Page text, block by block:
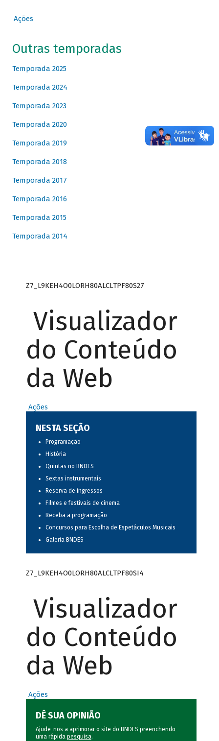
Ações
Outras temporadas
Temporada 2025
Temporada 2024
Temporada 2023
Temporada 2020
Temporada 2019
Temporada 2018
Temporada 2017
Temporada 2016
Temporada 2015
Temporada 2014
Z7_L9KEH4O0LORH80ALCLTPF80S27
Visualizador
do Conteúdo
da Web
Ações
NESTA SEÇÃO
Programação
História
Quintas no BNDES
Sextas instrumentais
Reserva de ingressos
Filmes e festivais de cinema
Receba a programação
Concursos para Escolha de Espetáculos Musicais
Galeria BNDES
Z7_L9KEH4O0LORH80ALCLTPF80SI4
Visualizador
do Conteúdo
da Web
Ações
DÊ SUA OPINIÃO
Ajude-nos a aprimorar o site do BNDES preenchendo
uma rápida pesquisa.